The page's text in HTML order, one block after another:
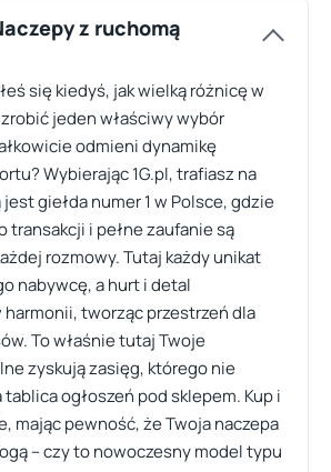
z ruchomą
się kiedyś, jak wielką różnicę w
jeden właściwy wybór
odmieni dynamikę
Wybierając 1G.pl, trafiasz na
giełda numer 1 w Polsce, gdzie
transakcji i pełne zaufanie są
rozmowy. Tutaj każdy unikat
nabywcę, a hurt i detal
tworząc przestrzeń dla
To właśnie tutaj Twoje
zyskują zasięg, którego nie
ogłoszeń pod sklepem. Kup i
mając pewność, że Twoja naczepa
– czy to nowoczesny model typu